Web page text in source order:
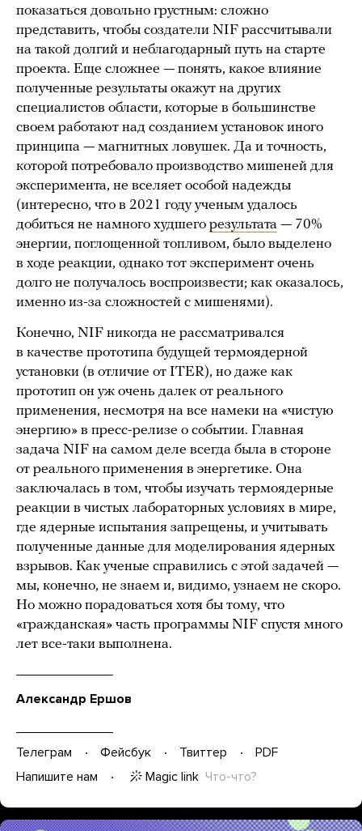
показаться довольно грустным: сложно
представить, чтобы создатели NIF рассчитывали
на такой долгий и неблагодарный путь на старте
проекта. Еще сложнее — понять, какое влияние
полученные результаты окажут на других
специалистов области, которые в большинстве
своем работают над созданием установок иного
принципа — магнитных ловушек. Да и точность,
которой потребовало производство мишеней для
эксперимента, не вселяет особой надежды
(интересно, что в 2021 году ученым удалось
добиться не намного худшего результата — 70%
энергии, поглощенной топливом, было выделено
в ходе реакции, однако тот эксперимент очень
долго не получалось воспроизвести; как оказалось,
именно из-за сложностей с мишенями).
Конечно, NIF никогда не рассматривался
в качестве прототипа будущей термоядерной
установки (в отличие от ITER), но даже как
прототип он уж очень далек от реального
применения, несмотря на все намеки на «чистую
энергию» в пресс-релизе о событии. Главная
задача NIF на самом деле всегда была в стороне
от реального применения в энергетике. Она
заключалась в том, чтобы изучать термоядерные
реакции в чистых лабораторных условиях в мире,
где ядерные испытания запрещены, и учитывать
полученные данные для моделирования ядерных
взрывов. Как ученые справились с этой задачей —
мы, конечно, не знаем и, видимо, узнаем не скоро.
Но можно порадоваться хотя бы тому, что
«гражданская» часть программы NIF спустя много
лет все-таки выполнена.
Александр Ершов
Телеграм Фейсбук Твиттер
PDF
Напишите нам
Magic link Что-что?